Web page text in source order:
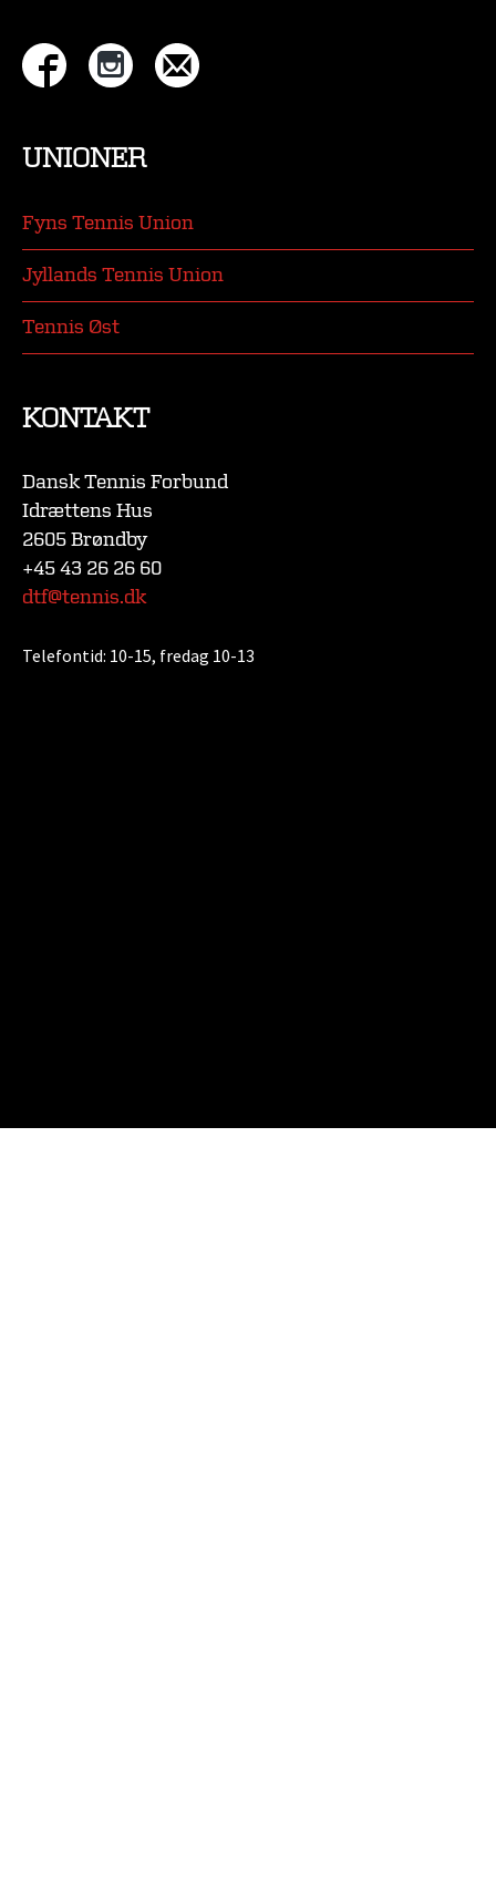
UNIONER
Fyns Tennis Union
Jyllands Tennis Union
Tennis Øst
KONTAKT
Dansk Tennis Forbund
Idrættens Hus
2605 Brøndby
+45 43 26 26 60
dtf@tennis.dk
Telefontid: 10-15, fredag 10-13